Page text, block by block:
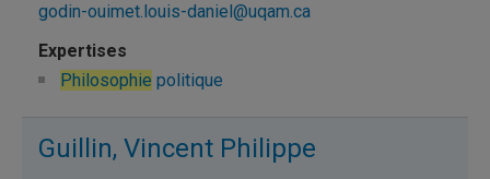
godin-ouimet.louis-daniel@uqam.ca
Philosophie politique
Guillin, Vincent Philippe